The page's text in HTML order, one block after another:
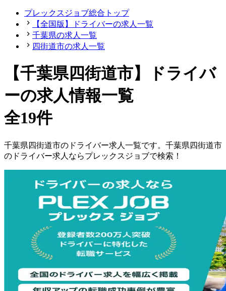
プレックスジョブ総合トップ
【全国版】ドライバーの求人一覧
千葉県の求人一覧
四街道市の求人一覧
【千葉県四街道市】ドライバ
ーの求人情報一覧
全19件
千葉県 四街道市の ドライバー求人一覧です。 千葉県 四街道市
の ドライバー求人ならプレックスジョブで検索！